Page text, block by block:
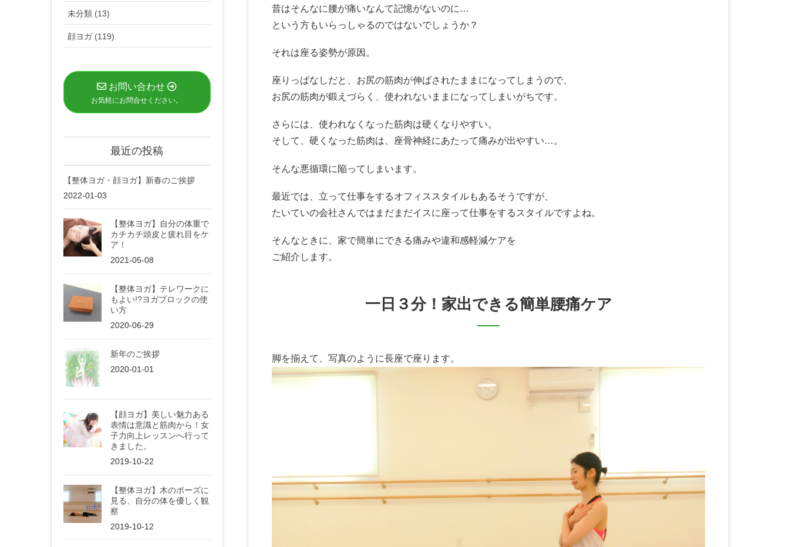
昔はそんなに腰が痛いなんて記憶がないのに…
という方もいらっしゃるのではないでしょうか？
それは座る姿勢が原因。
座りっぱなしだと、お尻の筋肉が伸ばされたままになってしまうので、
お尻の筋肉が鍛えづらく、使われないままになってしまいがちです。
さらには、使われなくなった筋肉は硬くなりやすい。
そして、硬くなった筋肉は、座骨神経にあたって痛みが出やすい…。
そんな悪循環に陥ってしまいます。
最近では、立って仕事をするオフィススタイルもあるそうですが、
たいていの会社さんではまだまだイスに座って仕事をするスタイルですよね。
そんなときに、家で簡単にできる痛みや違和感軽減ケアを
ご紹介します。
一日３分！家出できる簡単腰痛ケア
脚を揃えて、写真のように長座で座ります。
未分類 (13)
顔ヨガ (119)
お問い合わせ
お気軽にお問合せください。
最近の投稿
【整体ヨガ・顔ヨガ】新春のご挨拶
2022-01-03
【整体ヨガ】自分の体重で
カチカチ頭皮と疲れ目をケ
ア！
2021-05-08
【整体ヨガ】テレワークに
もよい!?ヨガブロックの使
い方
2020-06-29
新年のご挨拶
2020-01-01
【顔ヨガ】美しい魅力ある
表情は意識と筋肉から！女
子力向上レッスンへ行って
きました。
2019-10-22
【整体ヨガ】木のポーズに
見る、自分の体を優しく観
察
2019-10-12